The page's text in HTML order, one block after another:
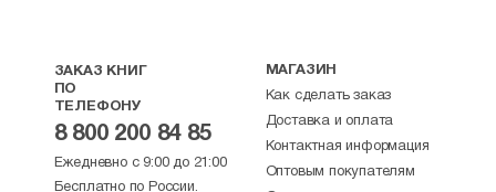
ЗАКАЗ КНИГ
ПО
ТЕЛЕФОНУ
8 800 200 84 85
Ежедневно с 9:00 до 21:00
Бесплатно по России.
МАГАЗИН
Как сделать заказ
Доставка и оплата
Контактная информация
Оптовым покупателям